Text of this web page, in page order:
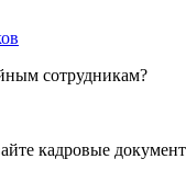
сотрудникам?
кадровые